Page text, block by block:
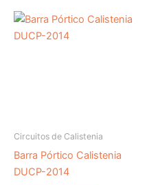
Circuitos de Calistenia
Barra Pórtico Calistenia
DUCP-2014